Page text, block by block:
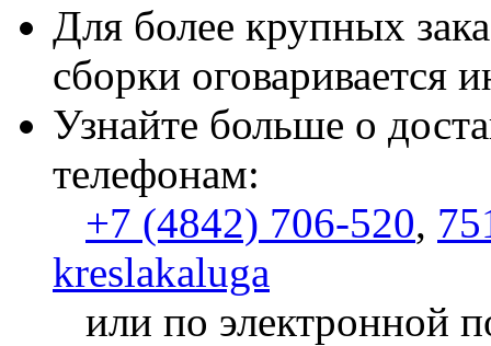
Для более крупных
сборки оговаривается
Узнайте больше о
телефонам:
+7 (4842) 706-520,
kreslakaluga
или по электронной